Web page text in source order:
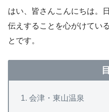
はい、皆さんこんにちは。
伝えすることを心がけてい
とです。
会津・東山温泉